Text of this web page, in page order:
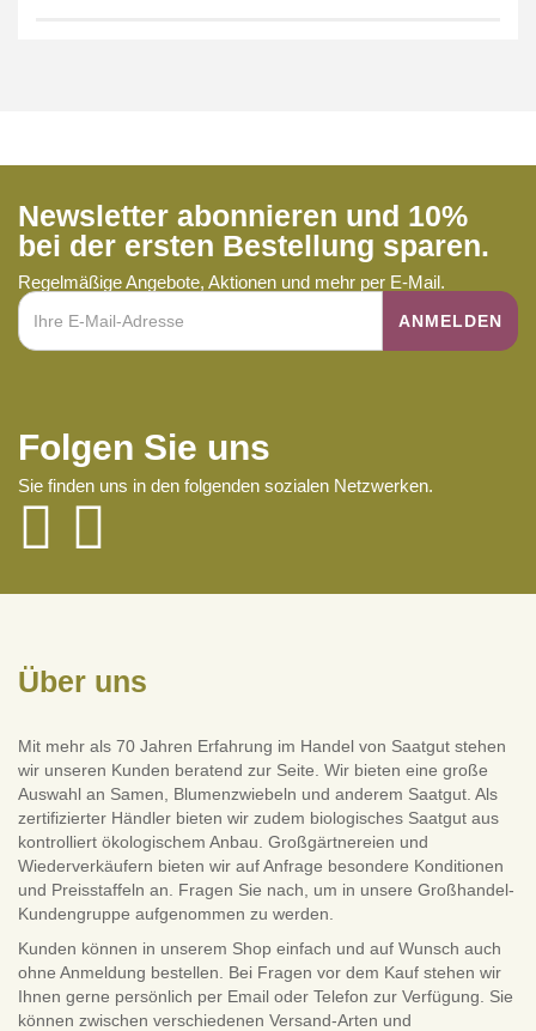
Newsletter abonnieren und 10%
bei der ersten Bestellung sparen.
Regelmäßige Angebote, Aktionen und mehr per E-Mail.
Folgen Sie uns
Sie finden uns in den folgenden sozialen Netzwerken.
Über uns
Mit mehr als 70 Jahren Erfahrung im Handel von Saatgut stehen
wir unseren Kunden beratend zur Seite. Wir bieten eine große
Auswahl an Samen, Blumenzwiebeln und anderem Saatgut. Als
zertifizierter Händler bieten wir zudem biologisches Saatgut aus
kontrolliert ökologischem Anbau. Großgärtnereien und
Wiederverkäufern bieten wir auf Anfrage besondere Konditionen
und Preisstaffeln an. Fragen Sie nach, um in unsere Großhandel-
Kundengruppe aufgenommen zu werden.
Kunden können in unserem Shop einfach und auf Wunsch auch
ohne Anmeldung bestellen. Bei Fragen vor dem Kauf stehen wir
Ihnen gerne persönlich per Email oder Telefon zur Verfügung. Sie
können zwischen verschiedenen Versand-Arten und